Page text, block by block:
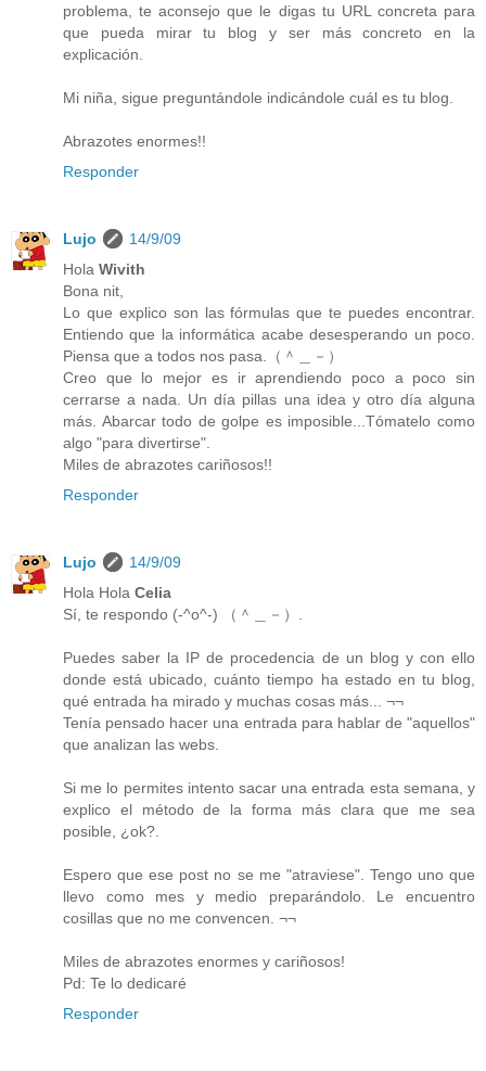
problema, te aconsejo que le digas tu URL concreta para
que pueda mirar tu blog y ser más concreto en la
explicación.
Mi niña, sigue preguntándole indicándole cuál es tu blog.
Abrazotes enormes!!
Responder
Lujo
14/9/09
Hola Wivith
Bona nit,
Lo que explico son las fórmulas que te puedes encontrar.
Entiendo que la informática acabe desesperando un poco.
Piensa que a todos nos pasa.（＾＿－）
Creo que lo mejor es ir aprendiendo poco a poco sin
cerrarse a nada. Un día pillas una idea y otro día alguna
más. Abarcar todo de golpe es imposible...Tómatelo como
algo "para divertirse".
Miles de abrazotes cariñosos!!
Responder
Lujo
14/9/09
Hola Hola Celia
Sí, te respondo (-^o^-) （＾＿－）.
Puedes saber la IP de procedencia de un blog y con ello
donde está ubicado, cuánto tiempo ha estado en tu blog,
qué entrada ha mirado y muchas cosas más... ¬¬
Tenía pensado hacer una entrada para hablar de "aquellos"
que analizan las webs.
Si me lo permites intento sacar una entrada esta semana, y
explico el método de la forma más clara que me sea
posible, ¿ok?.
Espero que ese post no se me "atraviese". Tengo uno que
llevo como mes y medio preparándolo. Le encuentro
cosillas que no me convencen. ¬¬
Miles de abrazotes enormes y cariñosos!
Pd: Te lo dedicaré
Responder